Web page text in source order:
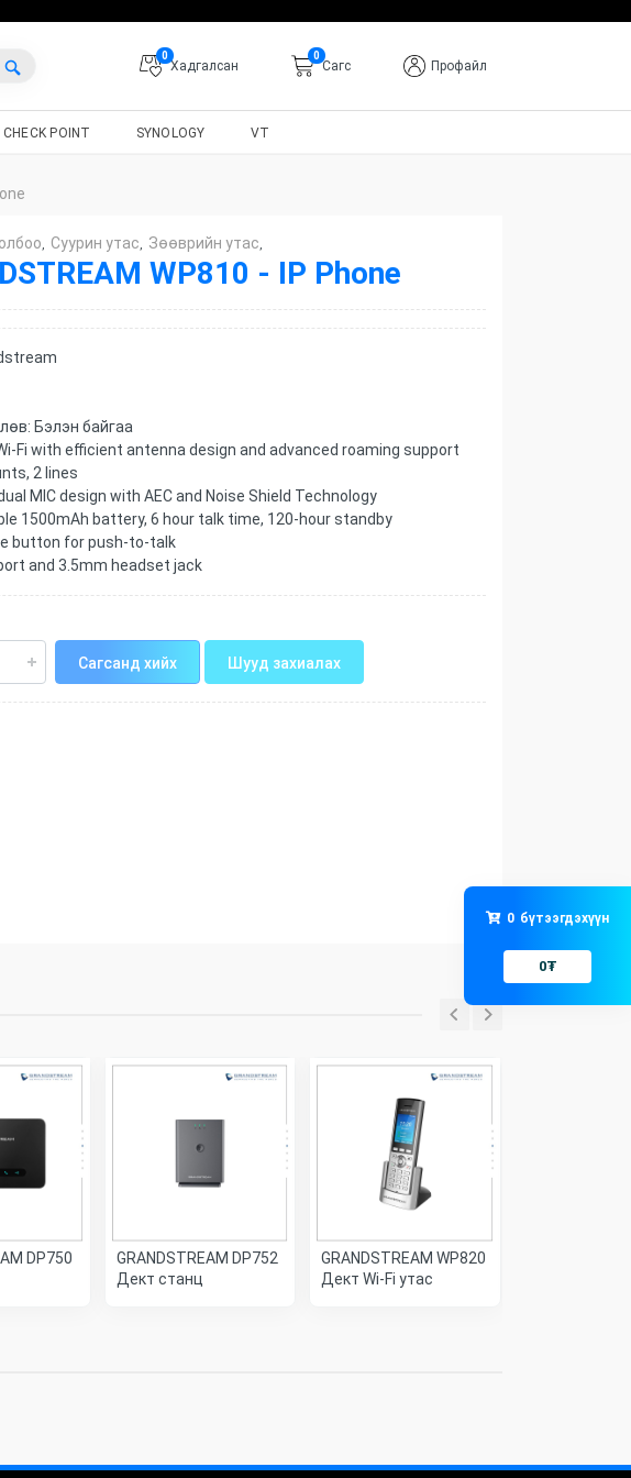
0
Хадгалсан
0
Cагс Профайл
CHECK POINT SYNOLOGY VT
, Cуурин утас, Зөөврийн утас,
WP810 - IP Phone
Бэлэн байгаа
Fi with efficient antenna design and advanced roaming support
2 lines
MIC design with AEC and Noise Shield Technology
1500mAh battery, 6 hour talk time, 120-hour standby
button for push-to-talk
and 3.5mm headset jack
Сагсанд хийх Шууд захиалах
DP750
GRANDSTREAM DP752
Дект станц
GRANDSTREAM WP820
Дект Wi-Fi утас
0 бүтээгдэхүүн
0₮